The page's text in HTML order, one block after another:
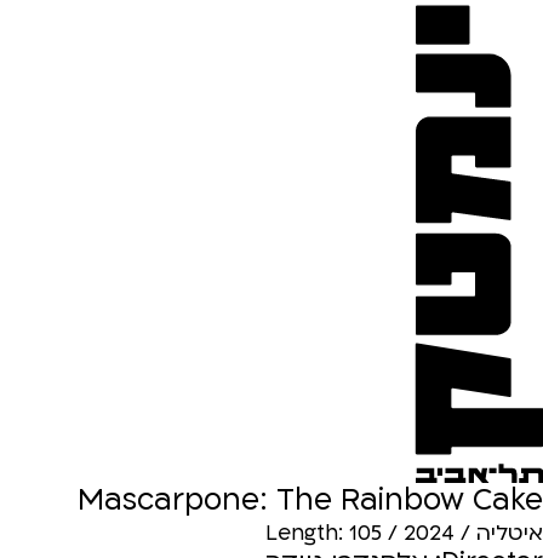
Mascarpone: The Rainbow Cake
איטליה / 2024 / Length: 105